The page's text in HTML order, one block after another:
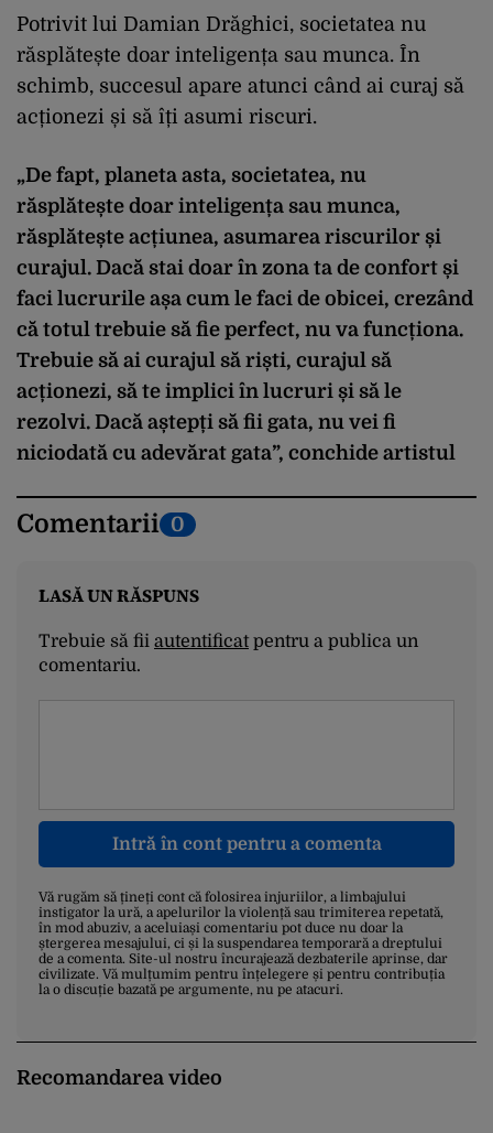
Potrivit lui Damian Drăghici, societatea nu
răsplătește doar inteligența sau munca. În
schimb, succesul apare atunci când ai curaj să
acționezi și să îți asumi riscuri.
„De fapt, planeta asta, societatea, nu
răsplătește doar inteligența sau munca,
răsplătește acțiunea, asumarea riscurilor și
curajul. Dacă stai doar în zona ta de confort și
faci lucrurile așa cum le faci de obicei, crezând
că totul trebuie să fie perfect, nu va funcționa.
Trebuie să ai curajul să riști, curajul să
acționezi, să te implici în lucruri și să le
rezolvi. Dacă aștepți să fii gata, nu vei fi
niciodată cu adevărat gata”, conchide artistul
Comentarii 0
LASĂ UN RĂSPUNS
Trebuie să fii autentificatpentru a publica un
comentariu.
Intră în cont pentru a comenta
Vă rugăm să țineți cont că folosirea injuriilor, a limbajului
instigator la ură, a apelurilor la violență sau trimiterea repetată,
în mod abuziv, a aceluiași comentariu pot duce nu doar la
ștergerea mesajului, ci și la suspendarea temporară a dreptului
de a comenta. Site-ul nostru încurajează dezbaterile aprinse, dar
civilizate. Vă mulțumim pentru înțelegere și pentru contribuția
la o discuție bazată pe argumente, nu pe atacuri.
Recomandarea video